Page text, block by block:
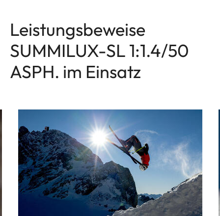
Leistungsbeweise
SUMMILUX-SL 1:1.4/50
ASPH. im Einsatz